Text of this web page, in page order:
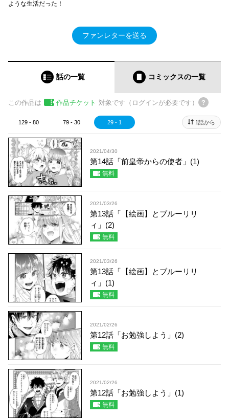
ような生活だった！
ファンレターを送る
話の一覧 コミックスの一覧
この作品は 作品チケット 対象です（ログインが必要です）
129 - 80 79 - 30 29 - 1 1話から
2021/04/30
第14話「前皇帝からの使者」(1)
無料
2021/03/26
第13話「【絵画】とブルーリリ
ィ」(2)
無料
2021/03/26
第13話「【絵画】とブルーリリ
ィ」(1)
無料
2021/02/26
第12話「お勉強しよう」(2)
無料
2021/02/26
第12話「お勉強しよう」(1)
無料